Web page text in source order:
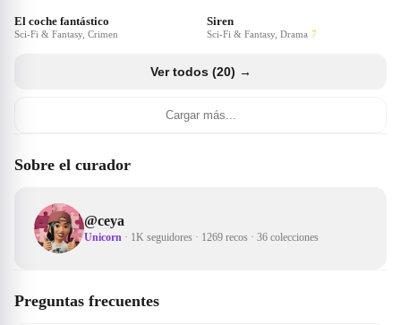
El coche fantástico
Sci-Fi & Fantasy, Crimen
Siren
Sci-Fi & Fantasy, Drama 7
Ver todos (20) →
Cargar más...
Sobre el curador
@ceya
Unicorn · 1K seguidores · 1269 recos · 36 colecciones
Preguntas frecuentes